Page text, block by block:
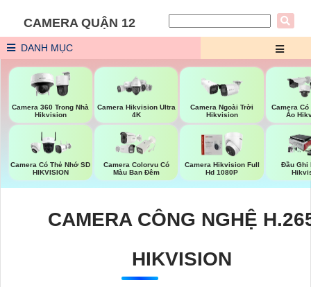
CAMERA QUẬN 12
DANH MỤC
Camera 360 Trong Nhà
Hikvision
Camera Hikvision Ultra
4K
Camera Ngoài Trời
Hikvision
Camera Có
Ảo
Camera Có Thẻ Nhớ SD
HIKVISION
Camera Colorvu Có
Màu Ban Đêm
Camera Hikvision Full
Hd 1080P
Đầu Ghi
CAMERA CÔNG NGHỆ
HIKVISION